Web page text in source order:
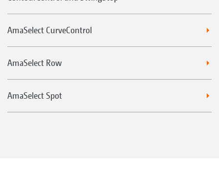
AmaSelect CurveControl
AmaSelect Row
AmaSelect Spot